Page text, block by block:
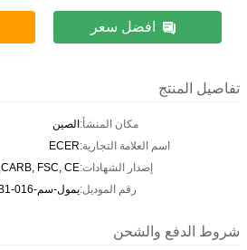
افضل سعر
تفاصيل المنتج
مكان المنشأ:الصين
اسم العلامة التجارية:ECER
إصدار الشهادات:FSC, CE
رقم الموديل:يمول-سم-B1-016
شروط الدفع والشحن